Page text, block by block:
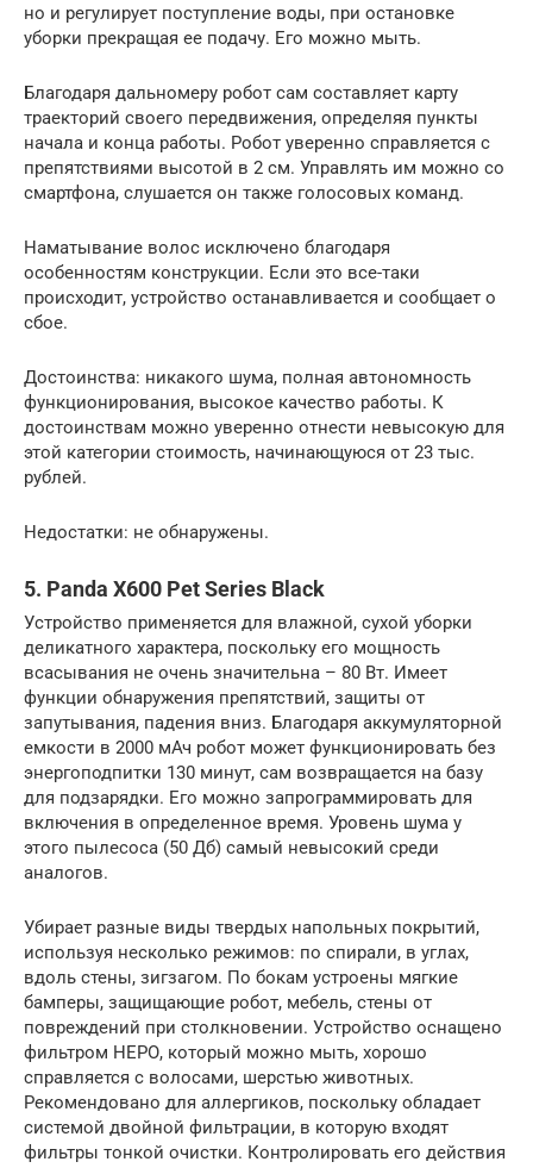
но и регулирует поступление воды, при остановке
уборки прекращая ее подачу. Его можно мыть.
Благодаря дальномеру робот сам составляет карту
траекторий своего передвижения, определяя пункты
начала и конца работы. Робот уверенно справляется с
препятствиями высотой в 2 см. Управлять им можно со
смартфона, слушается он также голосовых команд.
Наматывание волос исключено благодаря
особенностям конструкции. Если это все-таки
происходит, устройство останавливается и сообщает о
сбое.
Достоинства: никакого шума, полная автономность
функционирования, высокое качество работы. К
достоинствам можно уверенно отнести невысокую для
этой категории стоимость, начинающуюся от 23 тыс.
рублей.
Недостатки: не обнаружены.
5. Panda X600 Pet Series Black
Устройство применяется для влажной, сухой уборки
деликатного характера, поскольку его мощность
всасывания не очень значительна – 80 Вт. Имеет
функции обнаружения препятствий, защиты от
запутывания, падения вниз. Благодаря аккумуляторной
емкости в 2000 мАч робот может функционировать без
энергоподпитки 130 минут, сам возвращается на базу
для подзарядки. Его можно запрограммировать для
включения в определенное время. Уровень шума у
этого пылесоса (50 Дб) самый невысокий среди
аналогов.
Убирает разные виды твердых напольных покрытий,
используя несколько режимов: по спирали, в углах,
вдоль стены, зигзагом. По бокам устроены мягкие
бамперы, защищающие робот, мебель, стены от
повреждений при столкновении. Устройство оснащено
фильтром НЕРО, который можно мыть, хорошо
справляется с волосами, шерстью животных.
Рекомендовано для аллергиков, поскольку обладает
системой двойной фильтрации, в которую входят
фильтры тонкой очистки. Контролировать его действия